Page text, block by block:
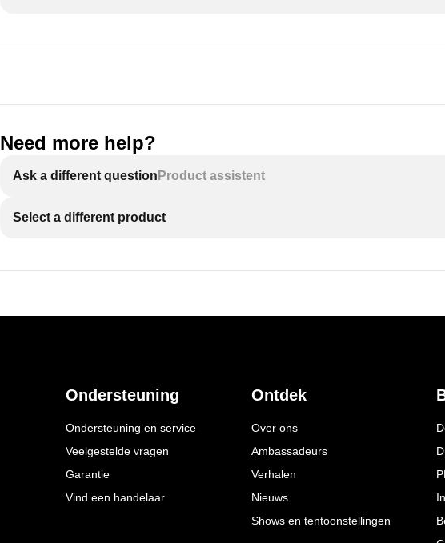
Need more help?
Ask a different question Product assistent
Select a different product
Ondersteuning
Ondersteuning en service
Veelgestelde vragen
Garantie
Vind een handelaar
Ontdek
Over ons
Ambassadeurs
Verhalen
Nieuws
Shows en tentoonstellingen